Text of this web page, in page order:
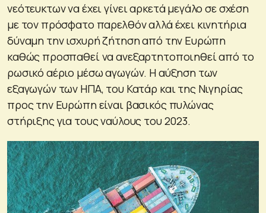
νεότευκτων να έχει γίνει αρκετά μεγάλο σε σχέση
με τον πρόσφατο παρελθόν αλλά έχει κινητήρια
δύναμη την ισχυρή ζήτηση από την Ευρώπη
καθώς προσπαθεί να ανεξαρτητοποιηθεί από το
ρωσικό αέριο μέσω αγωγών. Η αύξηση των
εξαγωγών των ΗΠΑ, του Κατάρ και της Νιγηρίας
προς την Ευρώπη είναι βασικός πυλώνας
στήριξης για τους ναύλους του 2023.